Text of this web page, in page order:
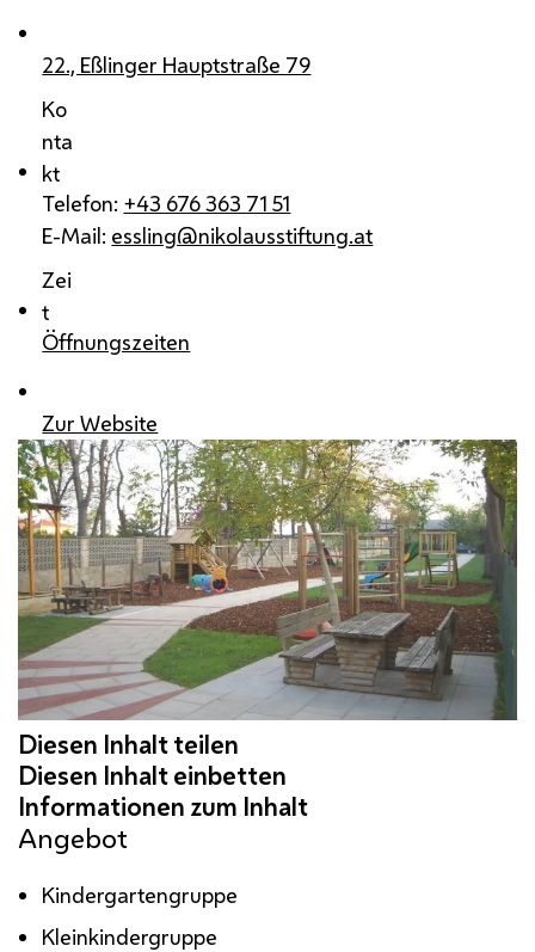
22., Eßlinger Hauptstraße 79
Ko
nta
kt
Telefon: +43 676 363 71 51
E-Mail: essling@nikolausstiftung.at
Zei
t
Öffnungszeiten
Zur Website
Angebot
Kindergartengruppe
Kleinkindergruppe